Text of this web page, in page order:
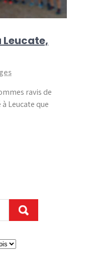
Leucate,
ravis de
Leucate que